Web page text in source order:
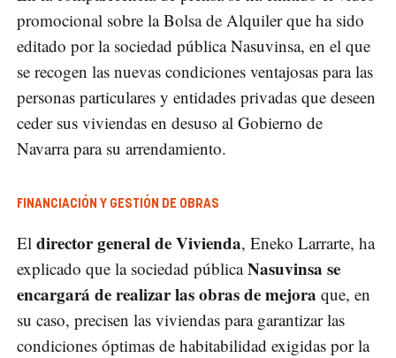
promocional sobre la Bolsa de Alquiler que ha sido
editado por la sociedad pública Nasuvinsa, en el que
se recogen las nuevas condiciones ventajosas para las
personas particulares y entidades privadas que deseen
ceder sus viviendas en desuso al Gobierno de
Navarra para su arrendamiento.
FINANCIACIÓN Y GESTIÓN DE OBRAS
El director general de Vivienda, Eneko Larrarte, ha
explicado que la sociedad públicaNasuvinsa se
encargará de realizar las obras de mejora que, en
su caso, precisen las viviendas para garantizar las
condiciones óptimas de habitabilidad exigidas por la